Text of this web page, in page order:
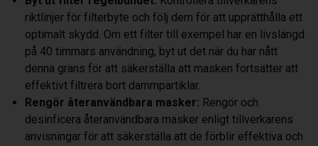
riktlinjer för filterbyte och följ dem för att upprätthålla ett
optimalt skydd. Om ett filter till exempel har en livslängd
på 40 timmars användning, byt ut det när du har nått
denna gräns för att säkerställa att masken fortsätter att
effektivt filtrera bort dammpartiklar.
Rengör återanvändbara masker: Rengör och
desinficera återanvändbara masker enligt tillverkarens
anvisningar för att säkerställa att de förblir effektiva och